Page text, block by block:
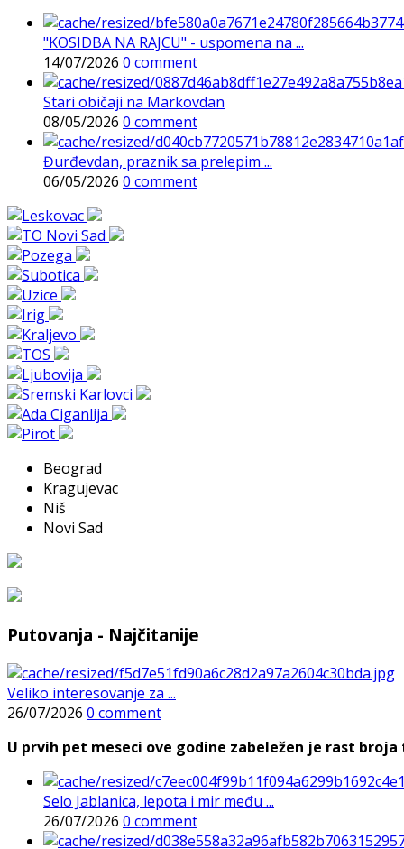
"KOSIDBA NA RAJCU" - uspomena na ...
14/07/2026 0 comment
Stari običaji na Markovdan
08/05/2026 0 comment
Đurđevdan, praznik sa prelepim ...
06/05/2026 0 comment
Beograd
Kragujevac
Niš
Novi Sad
Putovanja - Najčitanije
Veliko interesovanje za ...
26/07/2026 0 comment
U prvih pet meseci ove godine zabeležen je rast
Selo Jablanica, lepota i mir među ...
26/07/2026 0 comment